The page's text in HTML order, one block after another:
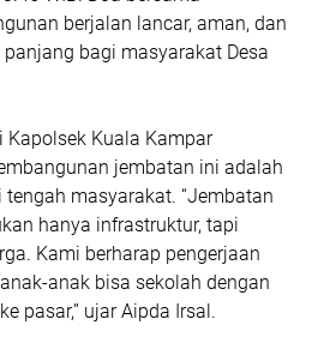
berjalan lancar, aman, dan
bagi masyarakat Desa
Kuala Kampar
jembatan ini adalah
masyarakat. “Jembatan
hanya infrastruktur, tapi
Kami berharap pengerjaan
anak bisa sekolah dengan
pasar,” ujar Aipda Irsal.